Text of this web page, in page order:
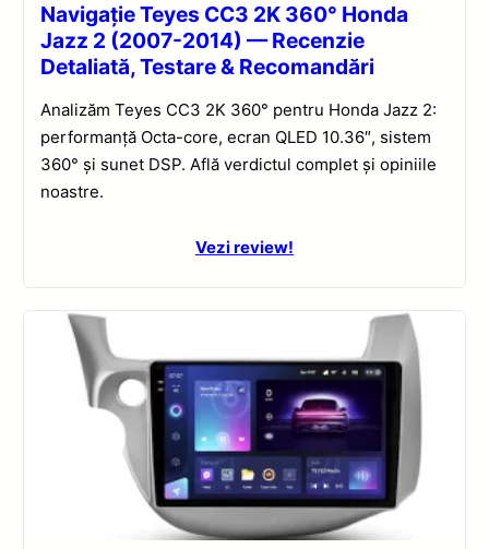
Navigație Teyes CC3 2K 360° Honda
Jazz 2 (2007-2014) — Recenzie
Detaliată, Testare & Recomandări
Analizăm Teyes CC3 2K 360° pentru Honda Jazz 2:
performanță Octa-core, ecran QLED 10.36″, sistem
360° și sunet DSP. Află verdictul complet și opiniile
noastre.
Vezi review!